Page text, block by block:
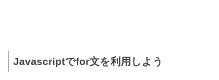
Javascriptでfor文を利用しよう